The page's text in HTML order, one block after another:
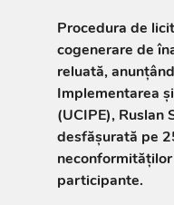
Procedura de
cogenerare de
reluată,
Implementarea
(UCIPE), Ruslan
desfășurată pe
participante.